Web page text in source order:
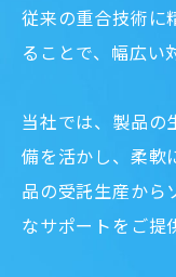
従来の重合技術に
ることで、幅広い
当社では、製品の
備を活かし、柔軟
品の受託生産から
なサポートをご提